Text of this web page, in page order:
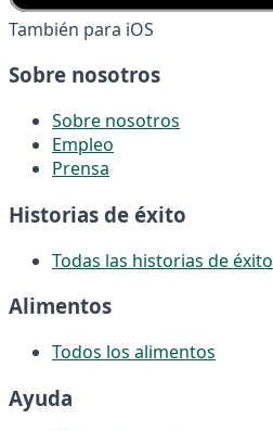
También para iOS
Sobre nosotros
Sobre nosotros
Empleo
Prensa
Historias de éxito
Todas las historias de éxito
Alimentos
Todos los alimentos
Ayuda